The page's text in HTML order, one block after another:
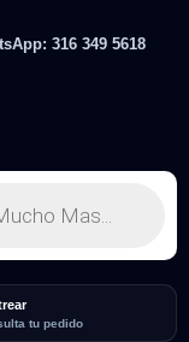
316 349 5618
tu pedido